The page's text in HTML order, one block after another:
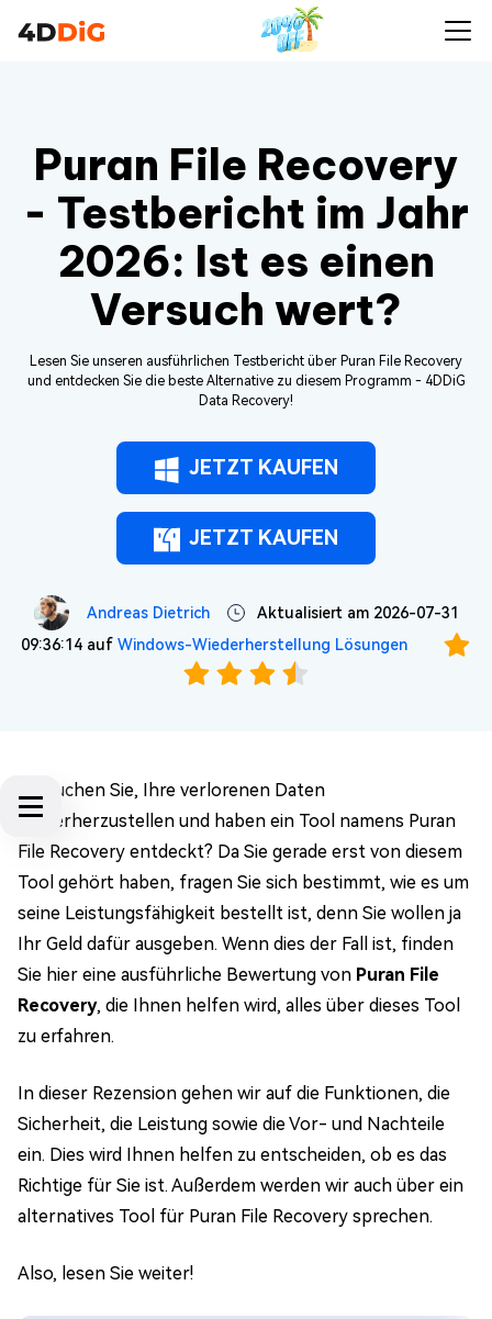
Puran File Recovery
- Testbericht im Jahr
2026: Ist es einen
Versuch wert?
Lesen Sie unseren ausführlichen Testbericht über Puran File Recovery
und entdecken Sie die beste Alternative zu diesem Programm - 4DDiG
Data Recovery!
JETZT KAUFEN
JETZT KAUFEN
Andreas Dietrich
Aktualisiert am 2026-07-31
09:36:14 auf Windows-Wiederherstellung Lösungen
Versuchen Sie, Ihre verlorenen Daten
wiederherzustellen und haben ein Tool namens Puran
File Recovery entdeckt? Da Sie gerade erst von diesem
Tool gehört haben, fragen Sie sich bestimmt, wie es um
seine Leistungsfähigkeit bestellt ist, denn Sie wollen ja
Ihr Geld dafür ausgeben. Wenn dies der Fall ist, finden
Sie hier eine ausführliche Bewertung von Puran File
Recovery, die Ihnen helfen wird, alles über dieses Tool
zu erfahren.
In dieser Rezension gehen wir auf die Funktionen, die
Sicherheit, die Leistung sowie die Vor- und Nachteile
ein. Dies wird Ihnen helfen zu entscheiden, ob es das
Richtige für Sie ist. Außerdem werden wir auch über ein
alternatives Tool für Puran File Recovery sprechen.
Also, lesen Sie weiter!